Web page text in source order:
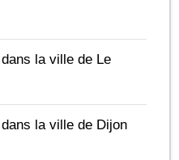
la ville de Le
la ville de Dijon